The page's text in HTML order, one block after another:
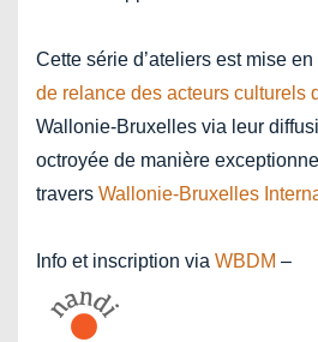
Cette série d’ateliers est mise
de relance des acteurs culturels
Wallonie-Bruxelles via leur
octroyée de manière
travers Wallonie-Bruxelles
Info et inscription via WBDM –